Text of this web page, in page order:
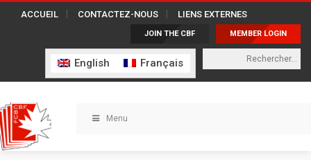
ACCUEIL CONTACTEZ-NOUS LIENS EXTERNES
MEMBER LOGIN
JOIN THE CBF
English Français
Menu